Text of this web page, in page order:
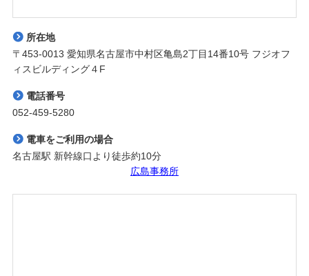
所在地
〒453-0013 愛知県名古屋市中村区亀島2丁目14番10号 フジオフ
ィスビルディング４F
電話番号
052-459-5280
電車をご利用の場合
名古屋駅 新幹線口より徒歩約10分
広島事務所